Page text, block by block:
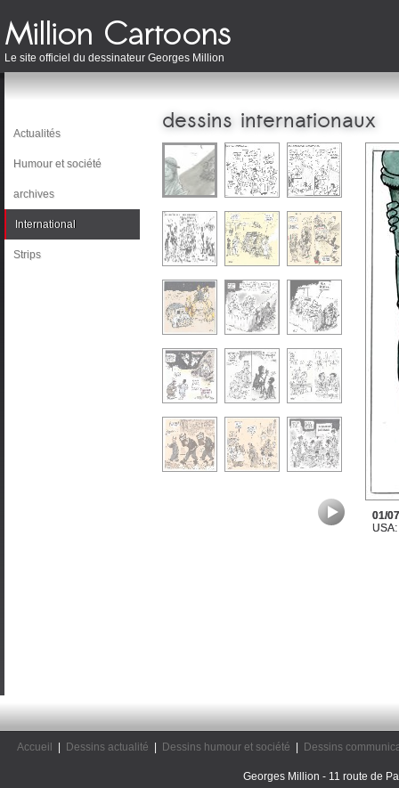
Le site officiel du dessinateur Georges Million
Actualités
Humour et société
archives
International
Strips
dessins internationaux
01/
Accueil Dessins actualité Dessins humour et société Dessins
Georges Million - 11 route de